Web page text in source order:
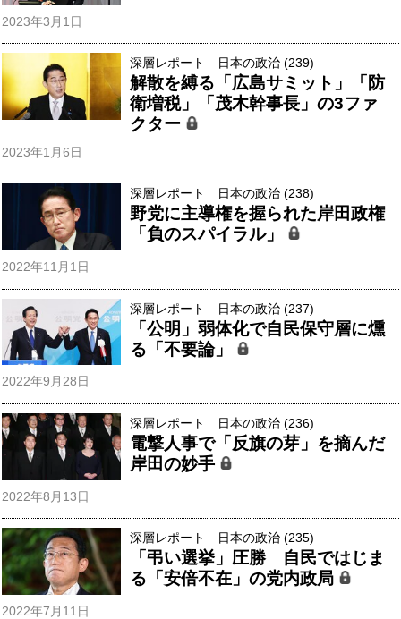
2023年3月1日
深層レポート 日本の政治 (239)
解散を縛る「広島サミット」「防
衛増税」「茂木幹事長」の3ファ
クター
2023年1月6日
深層レポート 日本の政治 (238)
野党に主導権を握られた岸田政権
「負のスパイラル」
2022年11月1日
深層レポート 日本の政治 (237)
「公明」弱体化で自民保守層に燻
る「不要論」
2022年9月28日
深層レポート 日本の政治 (236)
電撃人事で「反旗の芽」を摘んだ
岸田の妙手
2022年8月13日
深層レポート 日本の政治 (235)
「弔い選挙」圧勝 自民ではじま
る「安倍不在」の党内政局
2022年7月11日